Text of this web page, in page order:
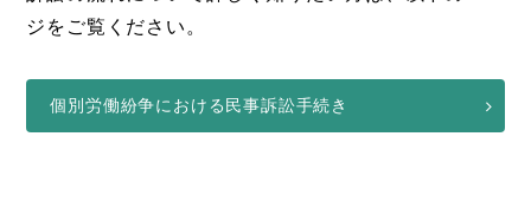
ジをご覧ください。
個別労働紛争における民事訴訟手続き